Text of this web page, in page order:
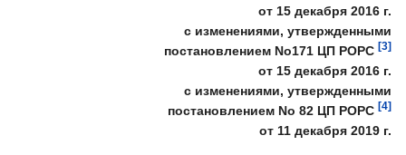
от 15 декабря 2016 г.
с изменениями, утвержденными
постановлением No171 ЦП РОРС [3]
от 15 декабря 2016 г.
с изменениями, утвержденными
постановлением No 82 ЦП РОРС [4]
от 11 декабря 2019 г.